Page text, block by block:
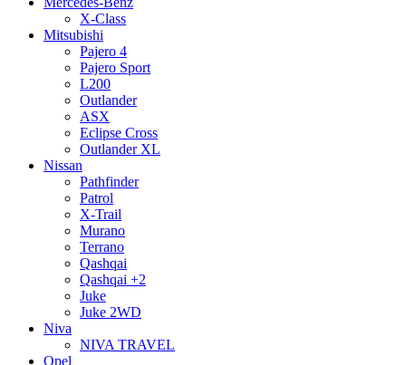
X-Class
Mitsubishi
Pajero 4
Pajero Sport
L200
Outlander
ASX
Eclipse Cross
Outlander XL
Nissan
Pathfinder
Patrol
X-Trail
Murano
Terrano
Qashqai
Qashqai +2
Juke
Juke 2WD
Niva
NIVA TRAVEL
Opel